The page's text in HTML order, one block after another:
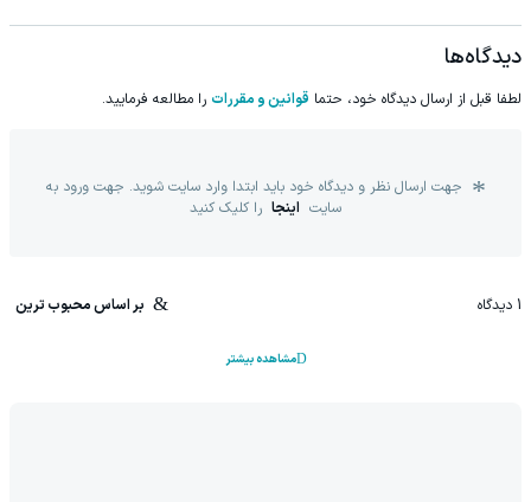
دیدگاه‌ها
لطفا قبل از ارسال دیدگاه خود، حتما قوانین و مقررات را مطالعه فرمایید.
جهت ارسال نظر و دیدگاه خود باید ابتدا وارد سایت شوید. جهت ورود به
سایت اینجا را کلیک کنید
1 دیدگاه بر اساس محبوب ترین
مشاهده بیشتر